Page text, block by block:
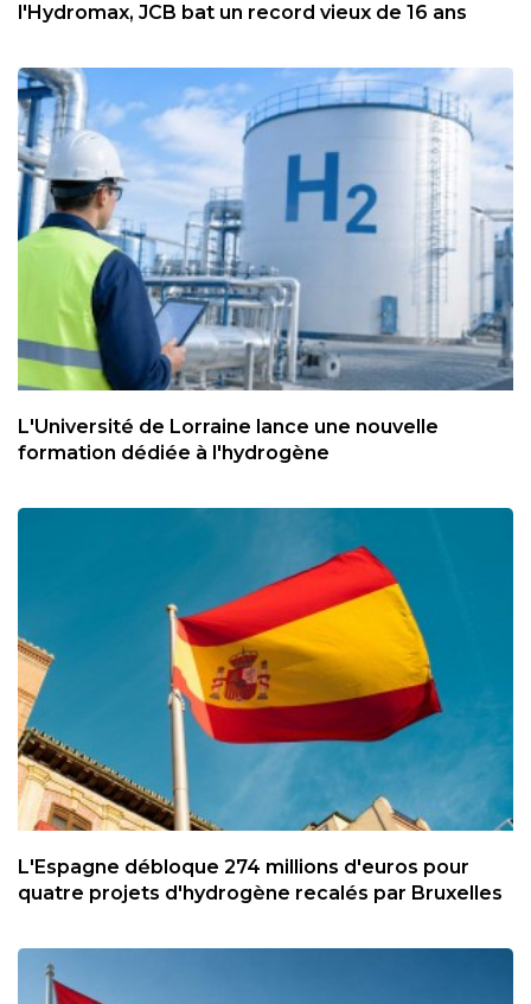
l'Hydromax, JCB bat un record vieux de 16 ans
L'Université de Lorraine lance une nouvelle
formation dédiée à l'hydrogène
L'Espagne débloque 274 millions d'euros pour
quatre projets d'hydrogène recalés par Bruxelles